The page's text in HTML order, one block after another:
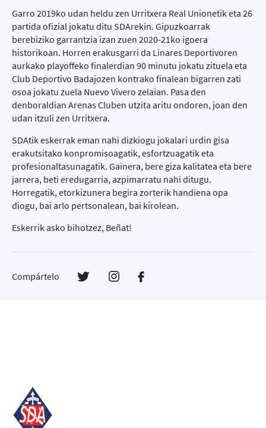
Garro 2019ko udan heldu zen Urritxera Real Unionetik eta 26
partida ofizial jokatu ditu SDArekin. Gipuzkoarrak
berebiziko garrantzia izan zuen 2020-21ko igoera
historikoan. Horren erakusgarri da Linares Deportivoren
aurkako playoffeko finalerdian 90 minutu jokatu zituela eta
Club Deportivo Badajozen kontrako finalean bigarren zati
osoa jokatu zuela Nuevo Vivero zelaian. Pasa den
denboraldian Arenas Cluben utzita aritu ondoren, joan den
udan itzuli zen Urritxera.
SDAtik eskerrak eman nahi dizkiogu jokalari urdin gisa
erakutsitako konpromisoagatik, esfortzuagatik eta
profesionaltasunagatik. Gainera, bere giza kalitatea eta bere
jarrera, beti eredugarria, azpimarratu nahi ditugu.
Horregatik, etorkizunera begira zorterik handiena opa
diogu, bai arlo pertsonalean, bai kirolean.
Eskerrik asko bihotzez, Beñat!
Compártelo